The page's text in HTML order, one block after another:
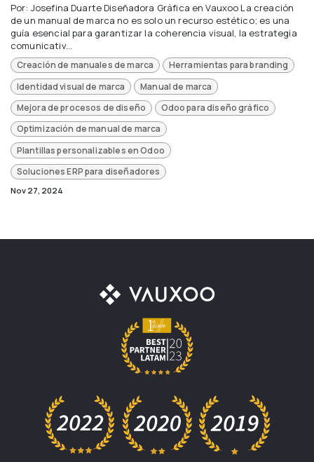
Por: Josefina Duarte Diseñadora Gráfica en Vauxoo La creación
de un manual de marca no es solo un recurso estético; es una
guía esencial para garantizar la coherencia visual, la estrategia
comunicativ...
Creación de manuales de marca
Herramientas para branding
Identidad visual de marca
Manual de marca
Mejora de procesos de diseño
Odoo para diseño gráfico
Optimización de manual de marca
Plantillas personalizables en Odoo
Soluciones ERP para diseñadores
Nov 27, 2024